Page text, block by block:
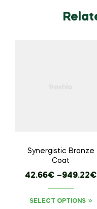
Synergistic Bronze
Coat
42.66€ –949.22€
SELECT OPTIONS